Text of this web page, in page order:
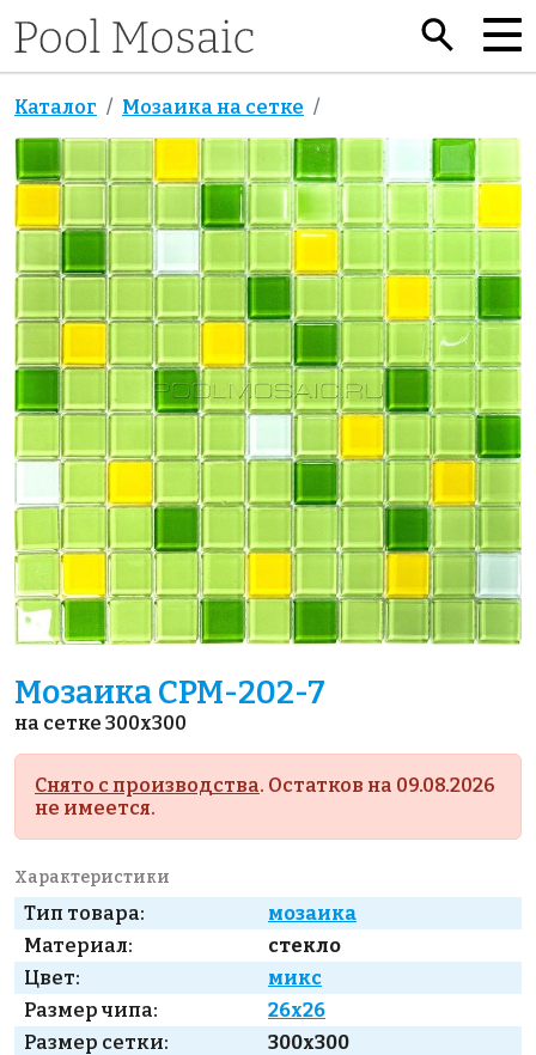
Каталог Мозаика на сетке
Мозаика CPM-202-7
на сетке 300x300
Снято с производства. Остатков на 09.08.2026
не имеется.
Характеристики
Тип товара:
мозаика
Материал:
стекло
Цвет:
микс
Размер чипа:
26x26
Размер сетки:
300x300